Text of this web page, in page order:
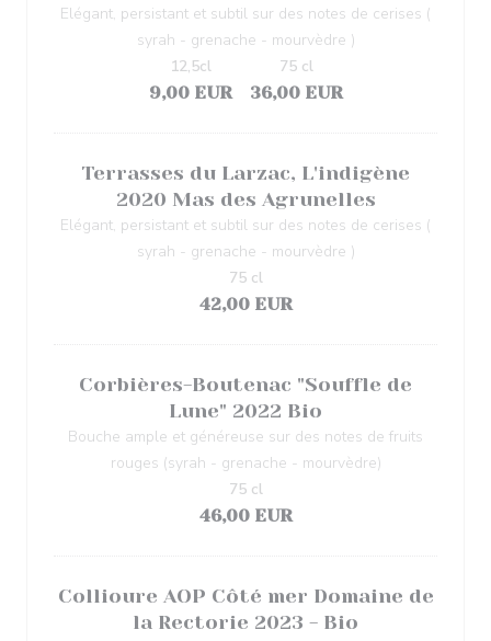
Elégant, persistant et subtil sur des notes de cerises (
syrah - grenache - mourvèdre )
9,00 EUR
12,5cl
36,00 EUR
75 cl
Terrasses du Larzac, L'indigène
2020 Mas des Agrunelles
Elégant, persistant et subtil sur des notes de cerises (
syrah - grenache - mourvèdre )
42,00 EUR
75 cl
Corbières-Boutenac "Souffle de
Lune" 2022 Bio
Bouche ample et généreuse sur des notes de fruits
rouges (syrah - grenache - mourvèdre)
46,00 EUR
75 cl
Collioure AOP Côté mer Domaine de
la Rectorie 2023 - Bio